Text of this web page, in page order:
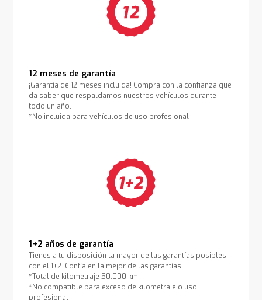
12 meses de garantía
¡Garantía de 12 meses incluida! Compra con la confianza que
da saber que respaldamos nuestros vehículos durante
todo un año.
*No incluida para vehículos de uso profesional
1+2 años de garantía
Tienes a tu disposición la mayor de las garantías posibles
con el 1+2. Confía en la mejor de las garantías.
*Total de kilometraje 50.000 km
*No compatible para exceso de kilometraje o uso
profesional